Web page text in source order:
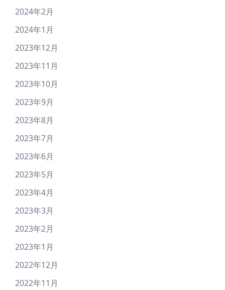
2024年2月
2024年1月
2023年12月
2023年11月
2023年10月
2023年9月
2023年8月
2023年7月
2023年6月
2023年5月
2023年4月
2023年3月
2023年2月
2023年1月
2022年12月
2022年11月